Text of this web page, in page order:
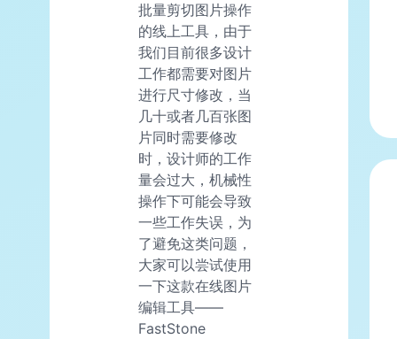
批量剪切图片操作
的线上工具，由于
我们目前很多设计
工作都需要对图片
进行尺寸修改，当
几十或者几百张图
片同时需要修改
时，设计师的工作
量会过大，机械性
操作下可能会导致
一些工作失误，为
了避免这类问题，
大家可以尝试使用
一下这款在线图片
编辑工具——
FastStone